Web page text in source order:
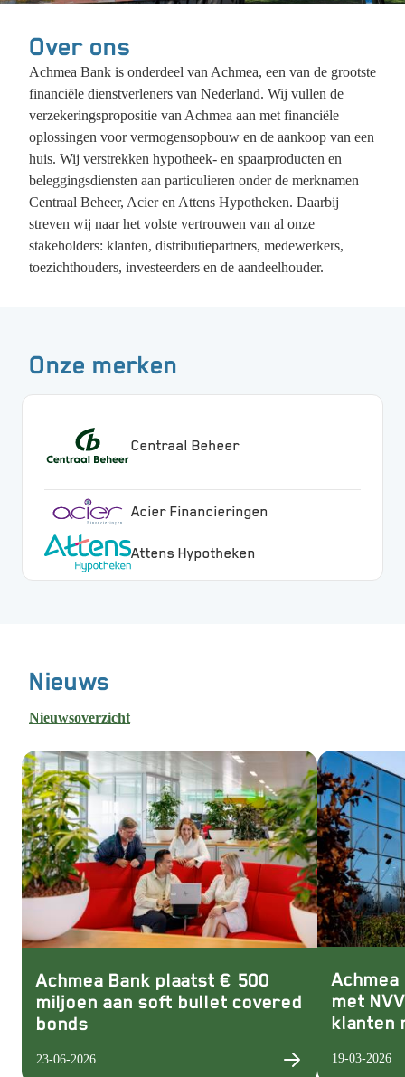
Over ons
Achmea Bank is onderdeel van Achmea, een van de grootste
financiële dienstverleners van Nederland. Wij vullen de
verzekeringspropositie van Achmea aan met financiële
oplossingen voor vermogensopbouw en de aankoop van een
huis. Wij verstrekken hypotheek- en spaarproducten en
beleggingsdiensten aan particulieren onder de merknamen
Centraal Beheer, Acier en Attens Hypotheken. Daarbij
streven wij naar het volste vertrouwen van al onze
stakeholders: klanten, distributiepartners, medewerkers,
toezichthouders, investeerders en de aandeelhouder.
Onze merken
Centraal Beheer
Acier Financieringen
Attens Hypotheken
Nieuws
Nieuwsoverzicht
Achmea Bank plaatst € 500
miljoen aan soft bullet covered
bonds
23-06-2026
met
klanten
19-03-2026